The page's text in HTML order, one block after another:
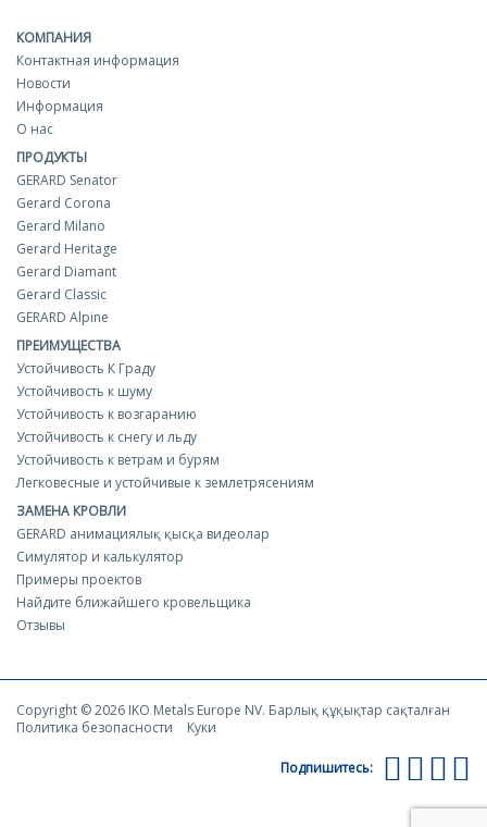
КОМПАНИЯ
Контактная информация
Новости
Информация
О нас
ПРОДУКТЫ
GERARD Senator
Gerard Corona
Gerard Milano
Gerard Heritage
Gerard Diamant
Gerard Classic
GERARD Alpine
ПРЕИМУЩЕСТВА
Устойчивость К Граду
Устойчивость к шуму
Устойчивость к возгаранию
Устойчивость к снегу и льду
Устойчивость к ветрам и бурям
Легковесные и устойчивые к землетрясениям
ЗАМЕНА КРОВЛИ
GERARD анимациялық қысқа видеолар
Симулятор и калькулятор
Примеры проектов
Найдите ближайшего кровельщика
Отзывы
Copyright © 2026 IKO Metals Europe NV. Барлық құқықтар сақталған
Политика безопасности
Куки
Подпишитесь: